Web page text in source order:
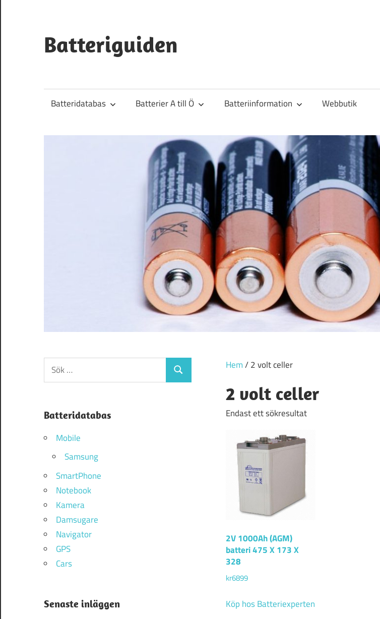
innehåll
Batteriguiden
Batteridatabas Batterier A till Ö Batteriinformation Webbutik
Hem/ 2 volt celler
2 volt celler
Endast ett sökresultat
2V 1000Ah (AGM)
batteri 475 X 173 X
328
kr6899
Köp hos Batteriexperten
Sök
efter:
Sök
Batteridatabas
Mobile
Samsung
SmartPhone
Notebook
Kamera
Damsugare
Navigator
GPS
Cars
Senaste inläggen